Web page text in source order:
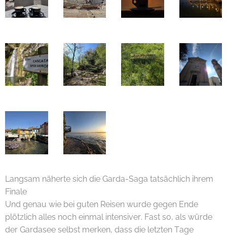
Langsam näherte sich die Garda-Saga tatsächlich ihrem
Finale 😊🌊
Und genau wie bei guten Reisen wurde gegen Ende
plötzlich alles noch einmal intensiver. Fast so, als würde
der Gardasee selbst merken, dass die letzten Tage